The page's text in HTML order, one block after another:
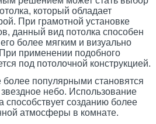
который обладает
При грамотной установке
данный вид потолка способен
более мягким и визуально
применении подобного
под потолочной конструкцией.
популярными становятся
небо. Использование
способствует созданию более
атмосферы в комнате.